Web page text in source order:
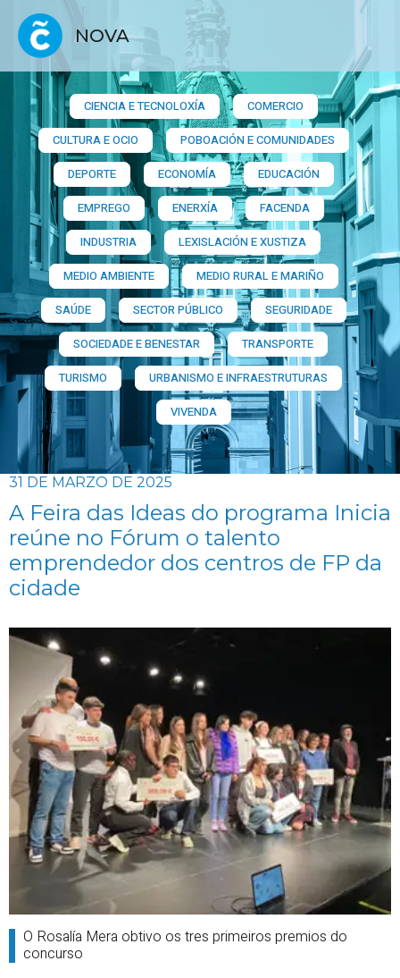
NOVA
CIENCIA E TECNOLOXÍA
COMERCIO
CULTURA E OCIO
POBOACIÓN E COMUNIDADES
DEPORTE
ECONOMÍA
EDUCACIÓN
EMPREGO
ENERXÍA
FACENDA
INDUSTRIA
LEXISLACIÓN E XUSTIZA
MEDIO AMBIENTE
MEDIO RURAL E MARIÑO
SAÚDE
SECTOR PÚBLICO
SEGURIDADE
SOCIEDADE E BENESTAR
TRANSPORTE
TURISMO
URBANISMO E INFRAESTRUTURAS
VIVENDA
31 DE MARZO DE 2025
A Feira das Ideas do programa Inicia
reúne no Fórum o talento
emprendedor dos centros de FP da
cidade
O Rosalía Mera obtivo os tres primeiros premios do
concurso